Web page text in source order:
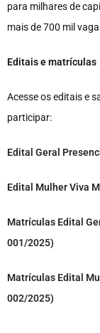
para milhares de
mais de 700 mil
Editais e matrículas
Acesse os editais e
participar:
Edital Geral
Edital Mulher Viva
Matrículas Edital
001/2025)
Matrículas Edital
002/2025)